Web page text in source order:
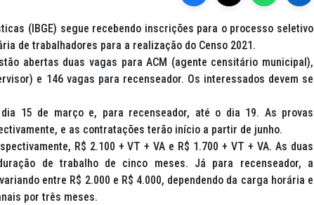
(IBGE) segue recebendo inscrições para o processo seletivo
de trabalhadores para a realização do Censo 2021.
abertas duas vagas para ACM (agente censitário municipal),
e 146 vagas para recenseador. Os interessados devem se
15 de março e, para recenseador, até o dia 19. As provas
e as contratações terão início a partir de junho.
R$ 2.100 + VT + VA e R$ 1.700 + VT + VA. As duas
de trabalho de cinco meses. Já para recenseador, a
entre R$ 2.000 e R$ 4.000, dependendo da carga horária e
por três meses.